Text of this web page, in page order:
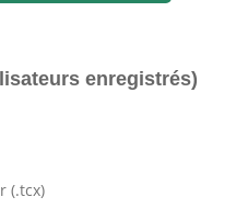
enregistrés)
(.tcx)